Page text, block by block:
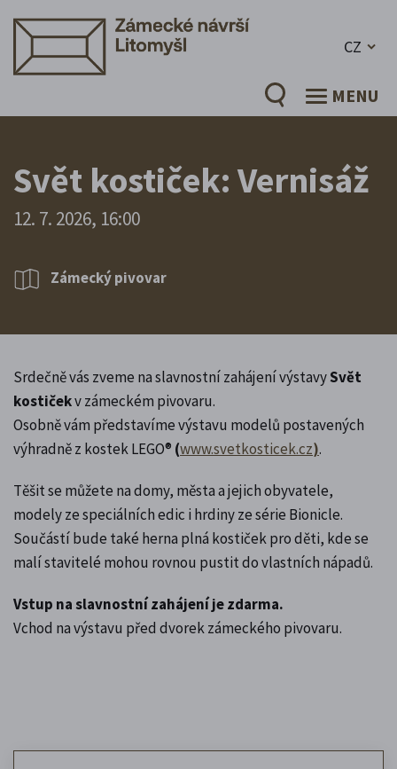
CZ
MENU
Svět kostiček: Vernisáž
12. 7. 2026, 16:00
Zámecký pivovar
Srdečně vás zveme na slavnostní zahájení výstavySvět
kostičekv zámeckém pivovaru.
Osobně vám představíme výstavu modelů postavených
výhradně z kostek LEGO® (www.svetkosticek.cz).
Těšit se můžete na domy, města a jejich obyvatele,
modely ze speciálních edic i hrdiny ze série Bionicle.
Součástí bude také herna plná kostiček pro děti, kde se
malí stavitelé mohou rovnou pustit do vlastních nápadů.
Vstup na slavnostní zahájení je zdarma.
Vchod na výstavu před dvorek zámeckého pivovaru.